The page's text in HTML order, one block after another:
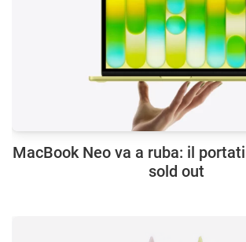
MacBook Neo va a ruba: il
sold out